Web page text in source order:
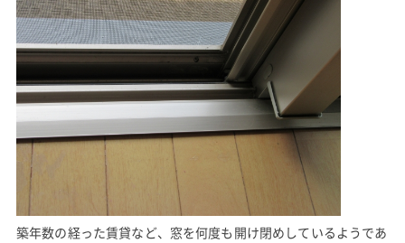
築年数の経った賃貸など、窓を何度も開け閉めしているようであ